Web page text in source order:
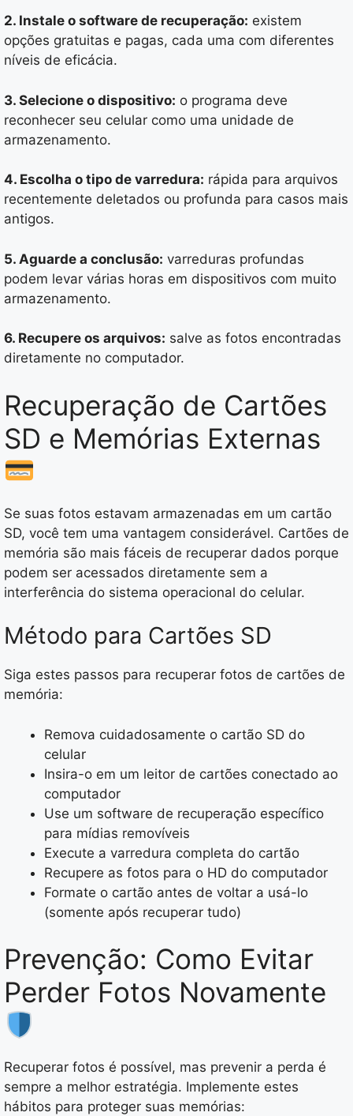
2. Instale o software de recuperação: existem
opções gratuitas e pagas, cada uma com diferentes
níveis de eficácia.
3. Selecione o dispositivo: o programa deve
reconhecer seu celular como uma unidade de
armazenamento.
4. Escolha o tipo de varredura: rápida para arquivos
recentemente deletados ou profunda para casos mais
antigos.
5. Aguarde a conclusão: varreduras profundas
podem levar várias horas em dispositivos com muito
armazenamento.
6. Recupere os arquivos: salve as fotos encontradas
diretamente no computador.
Recuperação de Cartões
SD e Memórias Externas
Se suas fotos estavam armazenadas em um cartão
SD, você tem uma vantagem considerável. Cartões de
memória são mais fáceis de recuperar dados porque
podem ser acessados diretamente sem a
interferência do sistema operacional do celular.
Método para Cartões SD
Siga estes passos para recuperar fotos de cartões de
memória:
Remova cuidadosamente o cartão SD do
celular
Insira-o em um leitor de cartões conectado ao
computador
Use um software de recuperação específico
para mídias removíveis
Execute a varredura completa do cartão
Recupere as fotos para o HD do computador
Formate o cartão antes de voltar a usá-lo
(somente após recuperar tudo)
Prevenção: Como Evitar
Perder Fotos Novamente
Recuperar fotos é possível, mas prevenir a perda é
sempre a melhor estratégia. Implemente estes
hábitos para proteger suas memórias: